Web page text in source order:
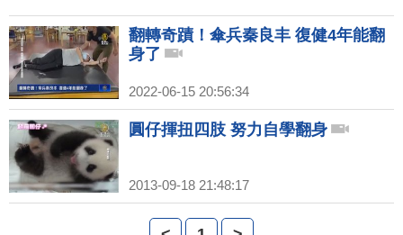
翻轉奇蹟！傘兵秦良丰 復健4年能翻
身了
2022-06-15 20:56:34
圓仔揮扭四肢 努力自學翻身
2013-09-18 21:48:17